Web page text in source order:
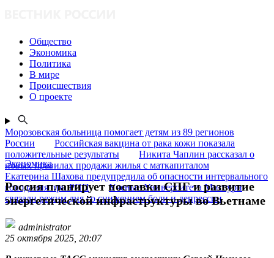
Общество
Экономика
Политика
В мире
Происшествия
О проекте
Морозовская больница помогает детям из 89 регионов
России
Российская вакцина от рака кожи показала
положительные результаты
Никита Чаплин рассказал о
новых правилах продажи жилья с маткапиталом
Екатерина Шахова предупредила об опасности интервального
голодания при РПП
Ученые Университета Миссури
связали режим дня со снижением боли и депрессии
Экономика
Россия планирует поставки СПГ и развитие
энергетической инфраструктуры во Вьетнаме
administrator
25 октября 2025, 20:07